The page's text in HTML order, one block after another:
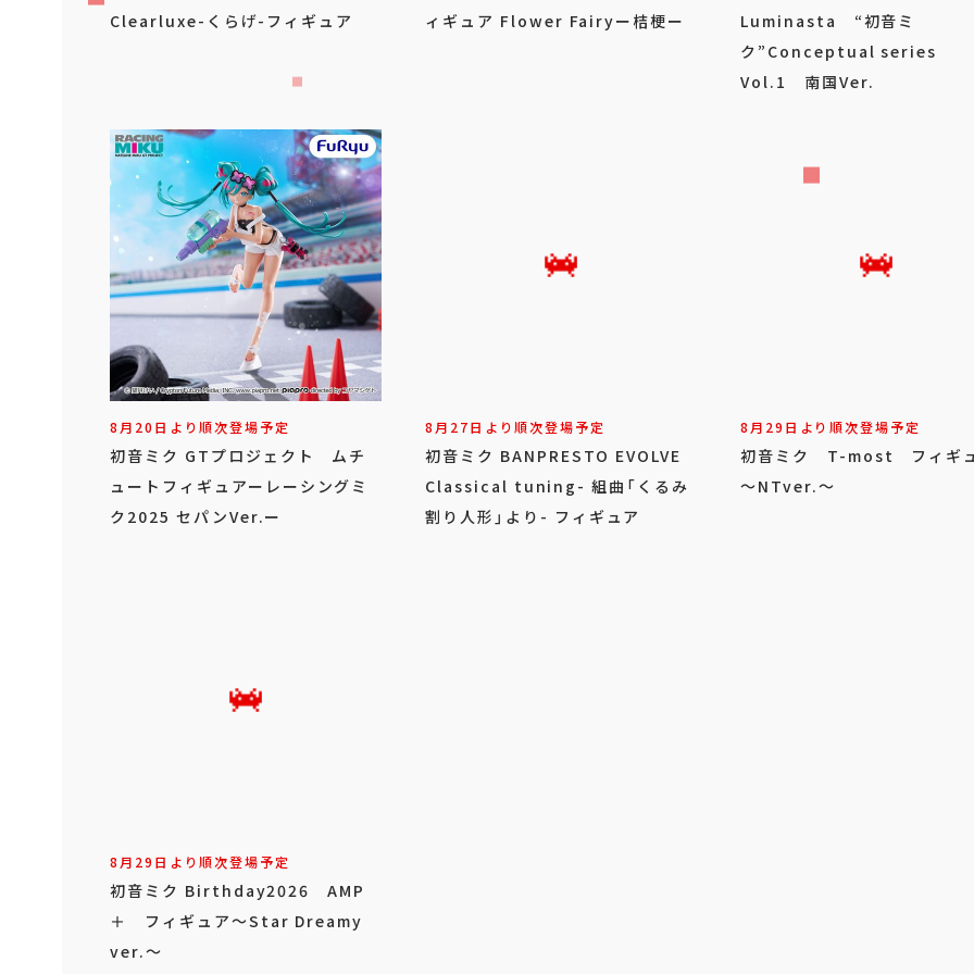
Clearluxe-くらげ-フィギュア
ィギュア Flower Fairyー桔梗ー
Luminasta “初音ミ
ク”Conceptual series
Vol.1 南国Ver.
8月20日より順次登場予定
初音ミク GTプロジェクト ムチ
ュートフィギュアーレーシングミ
ク2025 セパンVer.ー
8月27日より順次登場予定
初音ミク BANPRESTO EVOLVE
Classical tuning- 組曲「くるみ
割り人形」より- フィギュア
8月29日より順次登場予定
初音ミク T-most フィギ
～NTver.～
8月29日より順次登場予定
初音ミク Birthday2026 AMP
＋ フィギュア～Star Dreamy
ver.～